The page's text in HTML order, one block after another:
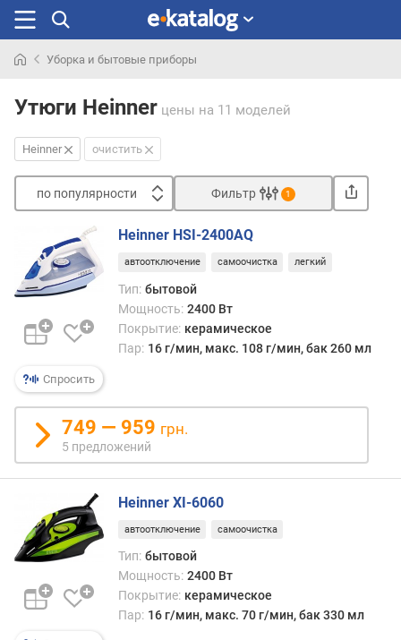
раньше
Уборка и бытовые приборы
Утюги Heinner цены на 11 моделей
Heinner очистить
по популярности
п
п
п
у
я
р
о
о
т
д
е
ш
Фильтр 1
Спросить
Heinner HSI-2400AQ
автоотключение самоочистка легкий
Тип: бытовой
Мощность: 2400 Вт
Покрытие: керамическое
Пар: 16 г/мин, макс. 108 г/мин, бак 260 мл
749 — 959 грн.
5 предложений
Heinner XI-6060
автоотключение самоочистка
Тип: бытовой
Мощность: 2400 Вт
Покрытие: керамическое
Пар: 16 г/мин, макс. 70 г/мин, бак 330 мл